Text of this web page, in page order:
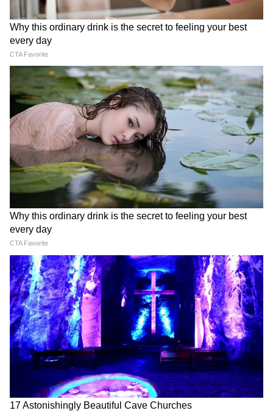
Image Credit :Getty
কী এই বেকারত্বের সার্টিফিকেট?
বেকারত্বের সার্টিফিকেট হলো একটি সরকারি নথি।
রাজস্ব বিভাগ (Revenue Department) এই
সার্টিফিকেট দিয়ে প্রমাণ করে যে আবেদনকারী
বর্তমানে কোনো সরকারি বা বেসরকারি সংস্থায়
কাজ করছেন না। বিভিন্ন সরকারি প্রকল্পে
আবেদনের জন্য এটি খুব জরুরি।
4
Image Credit :Asianet News
মাসে ৪,০০০ টাকা পর্যন্ত পেতে পারেন
বেকার যুবকদের জন্য ঘোষিত কিছু প্রকল্পে মাসে
৪,০০০ টাকা পর্যন্ত আর্থিক সাহায্য দেওয়া হয়। এই
ধরনের প্রকল্পে আবেদন করার জন্য বেকারত্বের
সার্টিফিকেট একটি গুরুত্বপূর্ণ নথি হিসেবে চাওয়া
হতে পারে। তাই আগে থেকে এই সার্টিফিকেট তৈরি